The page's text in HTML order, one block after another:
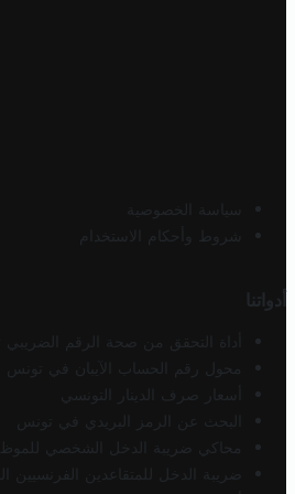
سياسة الخصوصية
شروط وأحكام الاستخدام
أدواتنا
أداة التحقق من صحة الرقم الضريبي
محول رقم الحساب الآيبان في تونس
أسعار صرف الدينار التونسي
البحث عن الرمز البريدي في تونس
محاكي ضريبة الدخل الشخصي
ضريبة الدخل للمتقاعدين الفرنسيين